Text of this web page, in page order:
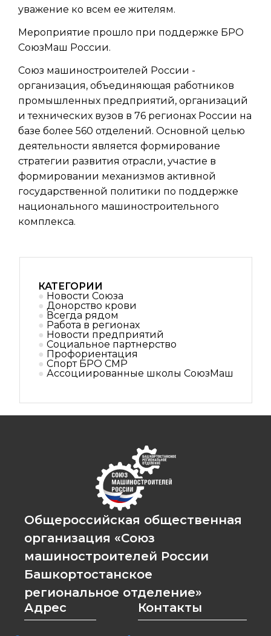
уважение ко всем ее жителям.
Мероприятие прошло при поддержке БРО
СоюзМаш России.
Союз машиностроителей России -
организация, объединяющая работников
промышленных предприятий, организаций
и технических вузов в 76 регионах России на
базе более 560 отделений. Основной целью
деятельности является формирование
стратегии развития отрасли, участие в
формировании механизмов активной
государственной политики по поддержке
национального машиностроительного
комплекса.
КАТЕГОРИИ
Новости Союза
Донорство крови
Всегда рядом
Работа в регионах
Новости предприятий
Социальное партнерствo
Профориентация
Спорт БРО СМР
Ассоциированные школы СоюзМаш
Общероссийская общественная
организация «Союз
машиностроителей России
Башкортостанское
региональное отделение»
Адрес
Контакты